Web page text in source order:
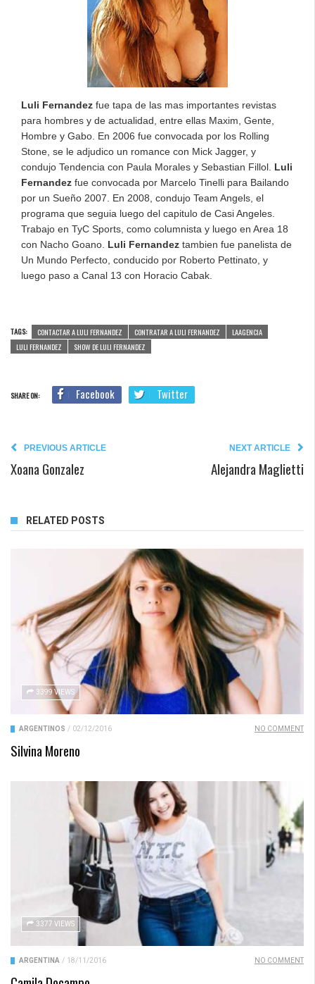
Luli Fernandez fue tapa de las mas importantes revistas
para hombres y de actualidad, entre ellas Maxim, Gente,
Hombre y Gabo. En 2006 fue convocada por los Rolling
Stone, se le adjudico un romance con Mick Jagger, y
condujo Tendencia con Paula Morales y Sebastian Fillol. Luli
Fernandez fue convocada por Marcelo Tinelli para Bailando
por un Sueño 2007. En 2008, condujo Team Angels, el
programa que seguia luego del capitulo de Casi Angeles.
Trabajo en TyC Sports, como columnista y luego en Area 18
con Nacho Goano. Luli Fernandez tambien fue panelista de
Un Mundo Perfecto, conducido por Roberto Pettinato, y
luego paso a Canal 13 con Horacio Cabak.
TAGS: CONTACTAR A LULI FERNANDEZ CONTRATAR A LULI FERNANDEZ
LAAGENCIA
LULI FERNANDEZ
SHOW DE LULI FERNANDEZ
SHARE ON: Facebook Twitter
PREVIOUS ARTICLE
Xoana Gonzalez
NEXT ARTICLE
Alejandra Maglietti
RELATED POSTS
3399 VIEWS
ARGENTINOS / 02/12/2016 NO COMMENT
Silvina Moreno
3377 VIEWS
ARGENTINA / 18/11/2016 NO COMMENT